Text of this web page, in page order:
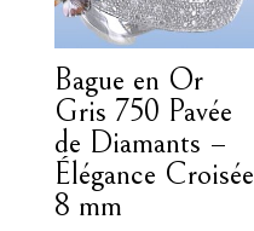
Bague en Or
Gris 750 Pavée
de Diamants –
Élégance Croisée
8 mm